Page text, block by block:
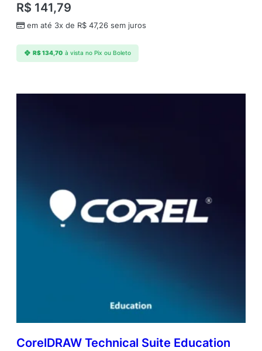
R$ 141,79
em até 3x de R$ 47,26 sem juros
R$134,70 à vista no Pix ou Boleto
CorelDRAW Technical Suite Education